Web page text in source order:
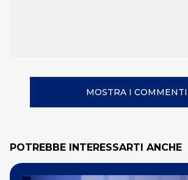
MOSTRA I COMMENTI
POTREBBE INTERESSARTI ANCHE